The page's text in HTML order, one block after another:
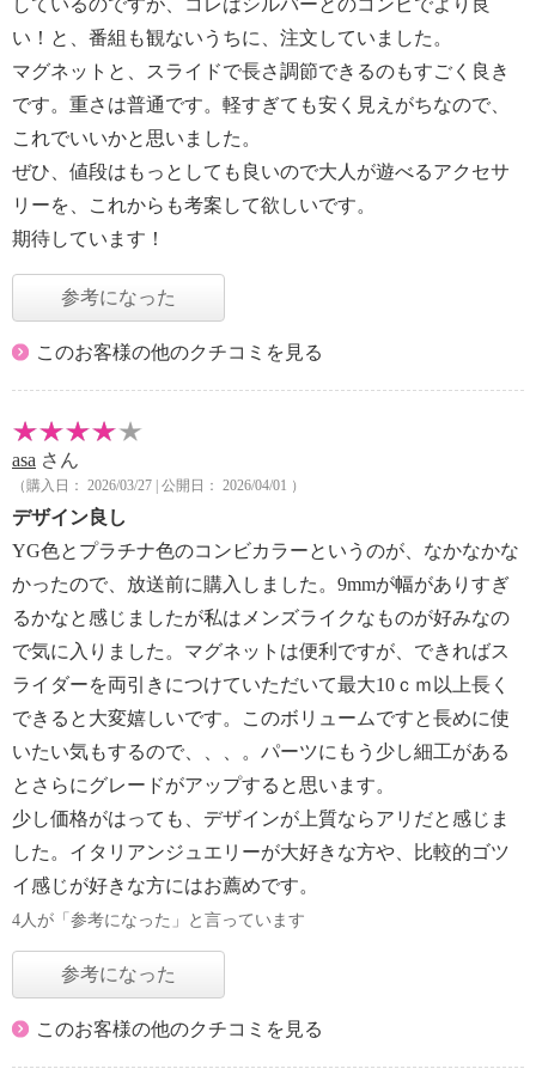
しているのですが、コレはシルバーとのコンビでより良
い！と、番組も観ないうちに、注文していました。
マグネットと、スライドで長さ調節できるのもすごく良き
です。重さは普通です。軽すぎても安く見えがちなので、
これでいいかと思いました。
ぜひ、値段はもっとしても良いので大人が遊べるアクセサ
リーを、これからも考案して欲しいです。
期待しています！
参考になった
このお客様の他のクチコミを見る
asa さん
（購入日： 2026/03/27 | 公開日： 2026/04/01 ）
デザイン良し
YG色とプラチナ色のコンビカラーというのが、なかなかな
かったので、放送前に購入しました。9mmが幅がありすぎ
るかなと感じましたが私はメンズライクなものが好みなの
で気に入りました。マグネットは便利ですが、できればス
ライダーを両引きにつけていただいて最大10ｃｍ以上長く
できると大変嬉しいです。このボリュームですと長めに使
いたい気もするので、、、。パーツにもう少し細工がある
とさらにグレードがアップすると思います。
少し価格がはっても、デザインが上質ならアリだと感じま
した。イタリアンジュエリーが大好きな方や、比較的ゴツ
イ感じが好きな方にはお薦めです。
4人が「参考になった」と言っています
参考になった
このお客様の他のクチコミを見る